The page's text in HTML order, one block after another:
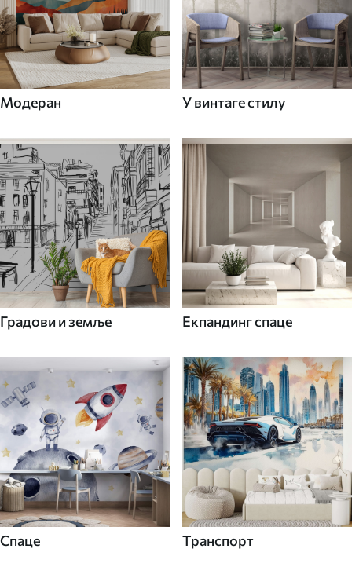
Модеран У винтаге стилу
Градови и земље Екпандинг спаце
Спаце Транспорт